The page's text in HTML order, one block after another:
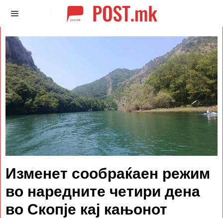
Изменет сообраќаен режим
во наредните четири дена
во Скопје кај кањонот